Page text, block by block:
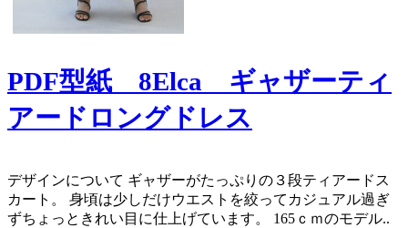
PDF型紙 8Elca ギャザーティ
アードロングドレス
​ デザインについて ギャザーがたっぷりの３段ティアードス
カート。 身頃は少しだけウエストを絞ってカジュアル過ぎ
ずちょっときれい目に仕上げています。 165ｃｍのモデル..